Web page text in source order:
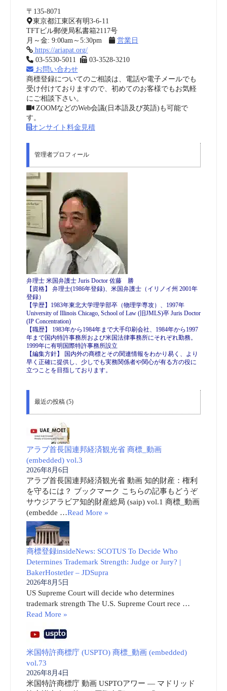
〒135-8071
東京都江東区有明3-6-11
TFTビル郵便局私書箱2117号
月～金: 9:00am～5:30pm
営業日
https://ariapat.org/
03-5530-5011
03-3528-3210
お問い合わせ
商標登録についてのご相談は、電話や電子メールでも
受け付けておりますので、初めてのお客様でもお気軽
にご相談下さい。
ZOOMなどのWeb会議(日本語及び英語)も可能で
す。
オンサイト料金見積
管理者プロフィール
弁理士 米国弁護士 Juris Doctor 佐藤 勝
【資格】 弁理士(1986年登録)、米国弁護士（イリノイ州 2001年
登録）
【学歴】1983年東北大学理学部卒（物理学専攻）、1997年
University of Illinois Chicago, School of Law (旧JMLS)卒 Juris Doctor
(IP Concentration)
【職歴】 1983年から1984年まで大手印刷会社、1984年から1997
年まで国内特許事務所および米国法律事務所にそれぞれ勤務。
1999年に有明国際特許事務所設立
【編集方針】 国内外の商標とその関連情報をわかり易く、より
早く正確に提供し、少しでも実務関係者や関心が有る方の役に
立つことを目指しております。
最近の投稿 (5)
アラブ首長国連邦経済観光省 商標_動画
(embedded) vol.3
2026年8月6日
アラブ首長国連邦経済観光省 動画 知的財産：権利
を守るには？ ブックマーク こちらの記事もどうぞ
サウジアラビア知的財産総局 (saip) vol.1 商標_動画
(embedde …Read More »
商標登録insideNews: SCOTUS To Decide Who
Determines Trademark Strength: Judge or Jury? |
BakerHostetler – JDSupra
2026年8月5日
US Supreme Court will decide who determines
trademark strength The U.S. Supreme Court rece …
Read More »
米国特許商標庁 (USPTO) 商標_動画 (embedded)
vol.73
2026年8月4日
米国特許商標庁 動画 USPTOアワー ― マドリッド